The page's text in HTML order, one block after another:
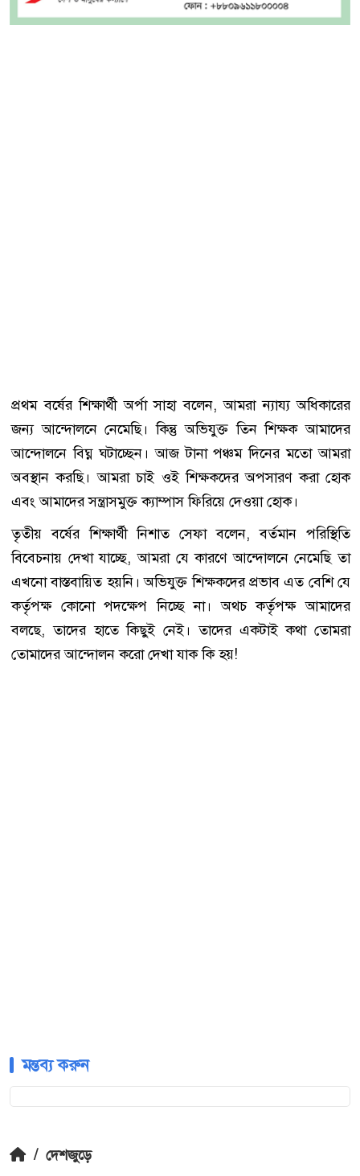
প্রথম বর্ষের শিক্ষার্থী অর্পা সাহা বলেন, আমরা ন্যায্য অধিকারের
জন্য আন্দোলনে নেমেছি। কিন্তু অভিযুক্ত তিন শিক্ষক আমাদের
আন্দোলনে বিঘ্ন ঘটাচ্ছেন। আজ টানা পঞ্চম দিনের মতো আমরা
অবস্থান করছি। আমরা চাই ওই শিক্ষকদের অপসারণ করা হোক
এবং আমাদের সন্ত্রাসমুক্ত ক্যাম্পাস ফিরিয়ে দেওয়া হোক।
তৃতীয় বর্ষের শিক্ষার্থী নিশাত সেফা বলেন, বর্তমান পরিস্থিতি
বিবেচনায় দেখা যাচ্ছে, আমরা যে কারণে আন্দোলনে নেমেছি তা
এখনো বাস্তবায়িত হয়নি। অভিযুক্ত শিক্ষকদের প্রভাব এত বেশি যে
কর্তৃপক্ষ কোনো পদক্ষেপ নিচ্ছে না। অথচ কর্তৃপক্ষ আমাদের
বলছে, তাদের হাতে কিছুই নেই। তাদের একটাই কথা তোমরা
তোমাদের আন্দোলন করো দেখা যাক কি হয়!
মন্তব্য করুন
/ দেশজুড়ে